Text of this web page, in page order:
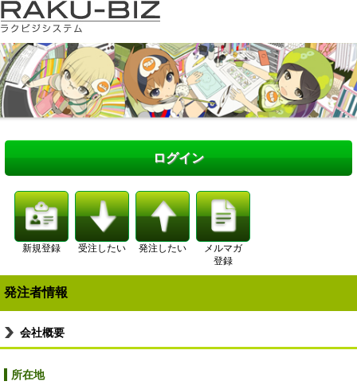
ログイン
新規登録 受注したい 発注したい
メルマガ
登録
発注者情報
会社概要
所在地